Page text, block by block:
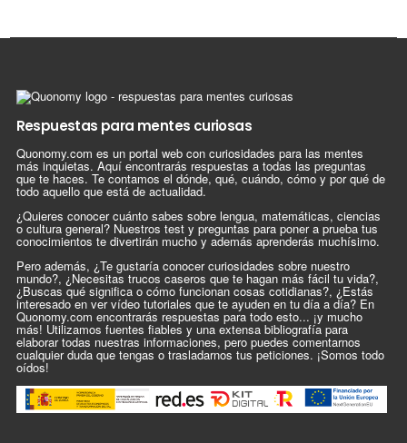
Respuestas para mentes curiosas
Quonomy.com es un portal web con curiosidades para las mentes
más inquietas. Aquí encontrarás respuestas a todas las preguntas
que te haces. Te contamos el dónde, qué, cuándo, cómo y por qué de
todo aquello que está de actualidad.
¿Quieres conocer cuánto sabes sobre lengua, matemáticas, ciencias
o cultura general? Nuestros test y preguntas para poner a prueba tus
conocimientos te divertirán mucho y además aprenderás muchísimo.
Pero además, ¿Te gustaría conocer curiosidades sobre nuestro
mundo?, ¿Necesitas trucos caseros que te hagan más fácil tu vida?,
¿Buscas qué significa o cómo funcionan cosas cotidianas?, ¿Estás
interesado en ver vídeo tutoriales que te ayuden en tu día a día? En
Quonomy.com encontrarás respuestas para todo esto... ¡y mucho
más! Utilizamos fuentes fiables y una extensa bibliografía para
elaborar todas nuestras informaciones, pero puedes comentarnos
cualquier duda que tengas o trasladarnos tus peticiones. ¡Somos todo
oídos!